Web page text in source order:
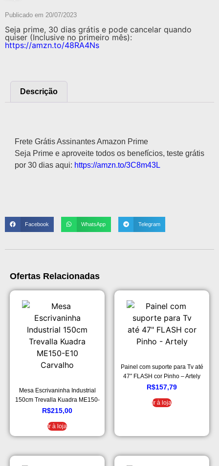
Publicado em 20/07/2023
Seja prime, 30 dias grátis e pode cancelar quando
quiser (Inclusive no primeiro mês):
https://amzn.to/48RA4Ns
Descrição
Frete Grátis Assinantes Amazon Prime
Seja Prime e aproveite todos os benefícios, teste grátis
por 30 dias aqui: https://amzn.to/3C8m43L
Facebook WhatsApp Telegram
Ofertas Relacionadas
Mesa Escrivaninha Industrial
150cm Trevalla Kuadra ME150-
E10 Carvalho
R$215,00
Ir à loja
Painel com suporte para Tv até
47″ FLASH cor Pinho – Artely
R$157,79
Ir à loja